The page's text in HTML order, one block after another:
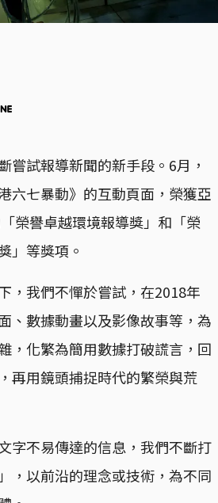
嘗試報導新聞的新手段。6月，
六七暴動》的互動頁面，榮獲亞
榮譽卓越環境報導獎」和「榮
」等獎項。
，我們不憚於嘗試，在2018年
、數據動畫以及影像故事等，為
，化繁為簡用數據打破謊言，回
再用鏡頭捕捉時代的繁榮與荒
字不易傳達的信息，我們不斷打
，以前沿的理念或技術，為不同